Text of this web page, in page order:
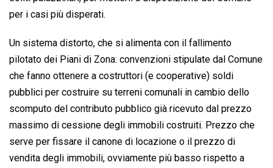
per i casi più disperati.
Un sistema distorto, che si alimenta con il fallimento
pilotato dei Piani di Zona: convenzioni stipulate dal Comune
che fanno ottenere a costruttori (e cooperative) soldi
pubblici per costruire su terreni comunali in cambio dello
scomputo del contributo pubblico già ricevuto dal prezzo
massimo di cessione degli immobili costruiti. Prezzo che
serve per fissare il canone di locazione o il prezzo di
vendita degli immobili, ovviamente più basso rispetto a